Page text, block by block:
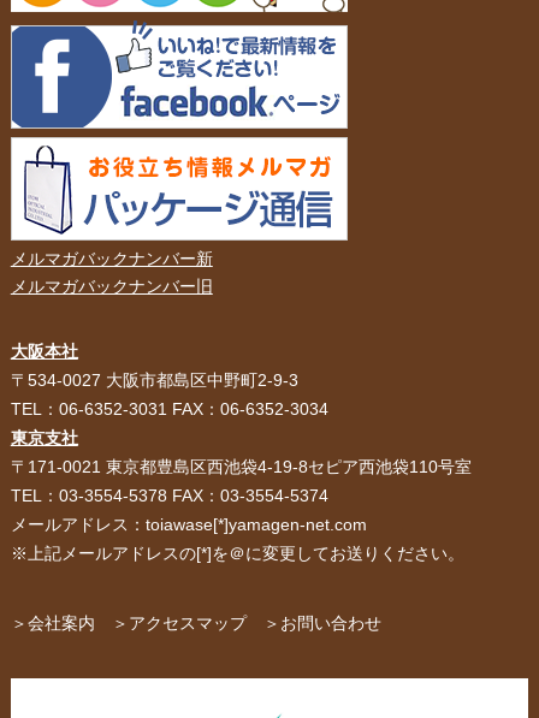
サービス紹介 お客様の声
紙袋・手提げ袋
パッケージ
メルマガバックナンバー新
メルマガバックナンバー旧
大阪本社
〒534-0027 大阪市都島区中野町2-9-3
TEL：06-6352-3031 FAX：06-6352-3034
東京支社
〒171-0021 東京都豊島区西池袋4-19-8セピア西池袋110号室
TEL：03-3554-5378 FAX：03-3554-5374
メールアドレス：toiawase[*]yamagen-net.com
※上記メールアドレスの[*]を＠に変更してお送りください。
＞会社案内 ＞アクセスマップ ＞お問い合わせ